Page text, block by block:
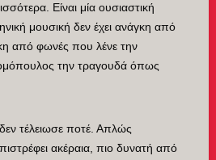
Είναι μία ουσιαστική
μουσική δεν έχει ανάγκη από
από φωνές που λένε την
την τραγουδά όπως
τέλειωσε ποτέ. Απλώς
ακέραια, πιο δυνατή από